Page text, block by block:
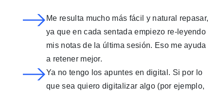
Me resulta mucho más fácil y natural repasar,
ya que en cada sentada empiezo re-leyendo
mis notas de la última sesión. Eso me ayuda
a retener mejor.
Ya no tengo los apuntes en digital. Si por lo
que sea quiero digitalizar algo (por ejemplo,